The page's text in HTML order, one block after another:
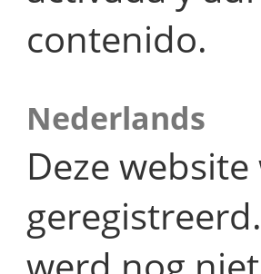
contenido.
Nederlands
Deze